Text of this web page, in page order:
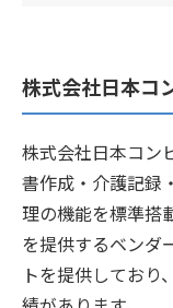
株式会社日本コ
株式会社日本コン
書作成・介護記録
理の機能を標準搭
を提供するベンダ
トを提供してお